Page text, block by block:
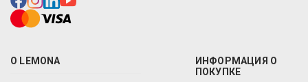
О LEMONA
ИНФОРМАЦИЯ О
ПОКУПКЕ